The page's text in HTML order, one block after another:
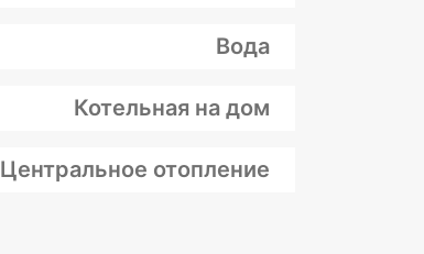
Вода
Котельная на дом
Центральное отопление